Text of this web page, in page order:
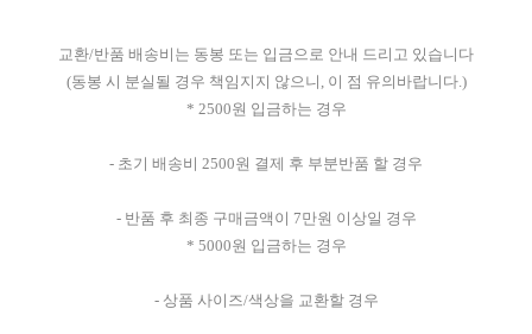
교환/반품 배송비는 동봉 또는 입금으로 안내 드리고 있습니다
(동봉 시 분실될 경우 책임지지 않으니, 이 점 유의바랍니다.)
* 2500원 입금하는 경우
- 초기 배송비 2500원 결제 후 부분반품 할 경우
- 반품 후 최종 구매금액이 7만원 이상일 경우
* 5000원 입금하는 경우
- 상품 사이즈/색상을 교환할 경우